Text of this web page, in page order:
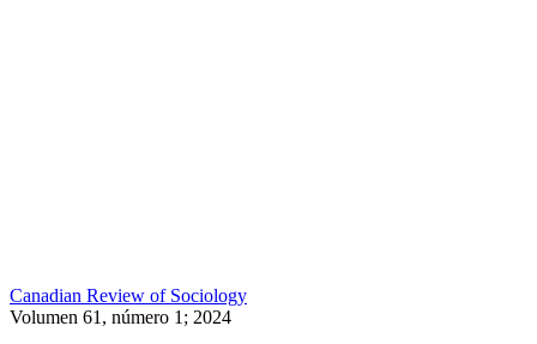
Canadian Review of Sociology
Volumen 61, número 1; 2024